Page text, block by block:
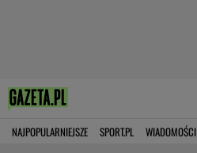
NAJPOPULARNIEJSZE SPORT.PL WIADOMOŚCI